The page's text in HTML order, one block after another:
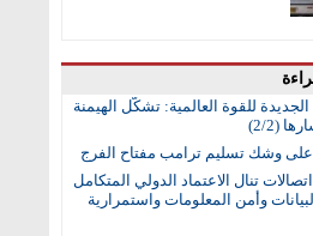
الجديدة للقوة العالمية: تشكُّل الهيمنة
(2/2)
على وشك تسليم ترامب مفتاح الفرج
تنال الاعتماد الدولي المتكامل
وأمن المعلومات واستمرارية